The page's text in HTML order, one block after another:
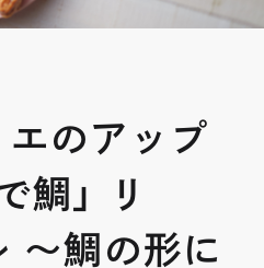
で
ま
で
ま
エのアップ
鯛」 リ
〜鯛の形に